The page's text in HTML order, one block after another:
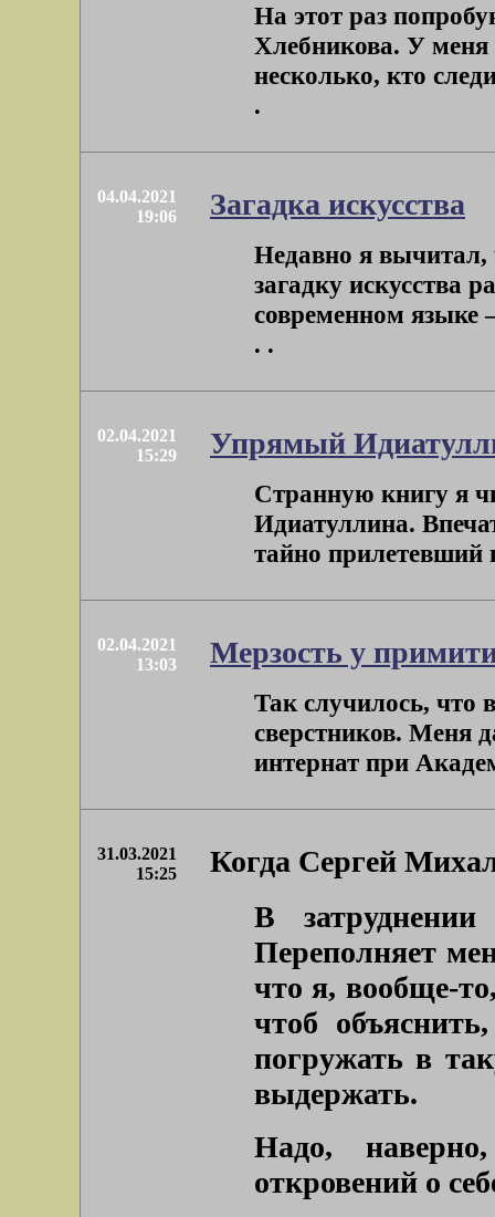
На этот раз
Хлебникова. У меня
несколько, кто
.
04.04.2021
19:06
Загадка искусства
Недавно я вычитал,
загадку искусства
современном
. .
02.04.2021
15:29
Упрямый
Странную книгу я
Идиатуллина.
тайно прилетевший
02.04.2021
13:03
Мерзость у
Так случилось, что
сверстников. Меня
интернат при
31.03.2021
15:25
Когда Сергей
В
Переполняет
что я, вообще-
чтоб
погружать в
выдержать.
Надо,
откровений о